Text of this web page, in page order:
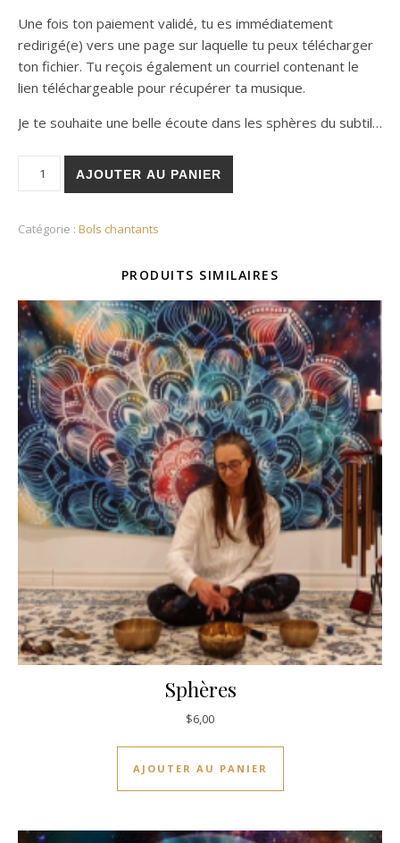
Une fois ton paiement validé, tu es immédiatement
redirigé(e) vers une page sur laquelle tu peux télécharger
ton fichier. Tu reçois également un courriel contenant le
lien téléchargeable pour récupérer ta musique.
Je te souhaite une belle écoute dans les sphères du subtil…
quantité de Plénitude
AJOUTER AU PANIER
Catégorie : Bols chantants
PRODUITS SIMILAIRES
Sphères
$6,00
AJOUTER AU PANIER